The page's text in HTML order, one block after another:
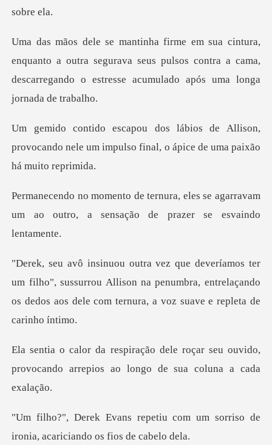
to a outra segurava seus pulsos contra a cama,
descarregan
llison,
provocando nele um impulso final,
les se agarravam
um ao outro, a sensa
ho", sussurrou Allison na penumbra, entrelaçando
os dedos ao
roçar seu ouvido,
provocando arrepios
u com um sorriso de
ironia, aca